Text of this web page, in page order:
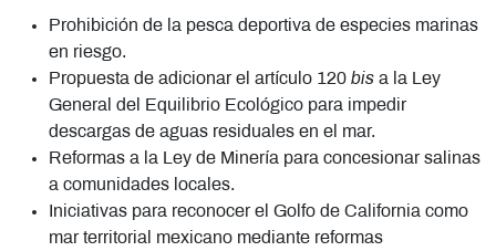
Prohibición de la pesca deportiva de especies marinas
en riesgo.
Propuesta de adicionar el artículo 120 bis a la Ley
General del Equilibrio Ecológico para impedir
descargas de aguas residuales en el mar.
Reformas a la Ley de Minería para concesionar salinas
a comunidades locales.
Iniciativas para reconocer el Golfo de California como
mar territorial mexicano mediante reformas